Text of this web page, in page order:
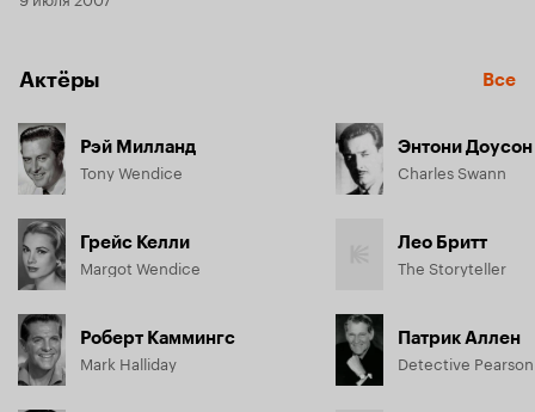
Актёры Все
Рэй Милланд
Tony Wendice
Грейс Келли
Margot Wendice
Роберт Каммингс
Mark Halliday
Энтони Доусон
Charles Swann
Лео Бритт
The Storyteller
Патрик Аллен
Detective Pearson